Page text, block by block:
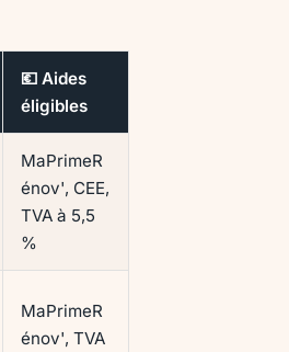
💶 Aides
éligibles
MaPrimeR
énov', CEE,
TVA à 5,5
%
MaPrimeR
énov', TVA